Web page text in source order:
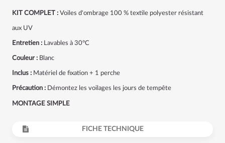
KIT COMPLET : Voiles d'ombrage 100 % textile polyester résistant
aux UV
Entretien : Lavables à 30°C
Couleur : Blanc
Inclus : Matériel de fixation + 1 perche
Précaution : Démontez les voilages les jours de tempête
MONTAGE SIMPLE
FICHE TECHNIQUE